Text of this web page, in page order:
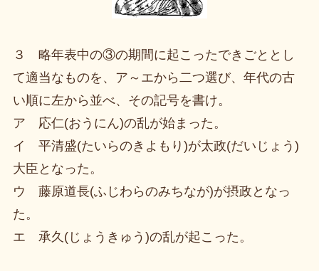
３ 略年表中の③の期間に起こったできごととし
て適当なものを、ア～エから二つ選び、年代の古
い順に左から並べ、その記号を書け。
ア 応仁(おうにん)の乱が始まった。
イ 平清盛(たいらのきよもり)が太政(だいじょう)
大臣となった。
ウ 藤原道長(ふじわらのみちなが)が摂政となっ
た。
エ 承久(じょうきゅう)の乱が起こった。